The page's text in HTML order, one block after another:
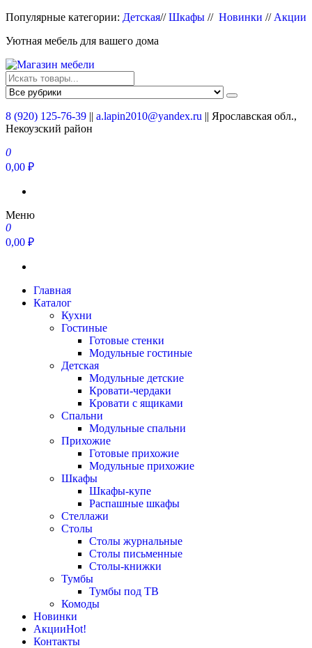
Перейти
содержимому
Популярные категории: Детская//Шкафы // Новинки // Акции
Уютная мебель для вашего дома
Магазин мебели
Мебель для вашего дома
8 (920) 125-76-39 || a.lapin2010@yandex.ru || Ярославская обл.,
Некоузский район
0
0,00 ₽
Меню
0
0,00 ₽
Главная
Каталог
Кухни
Гостиные
Готовые стенки
Модульные гостиные
Детская
Модульные детские
Кровати-чердаки
Кровати с ящиками
Спальни
Модульные спальни
Прихожие
Готовые прихожие
Модульные прихожие
Шкафы
Шкафы-купе
Распашные шкафы
Стеллажи
Столы
Столы журнальные
Столы письменные
Столы-книжки
Тумбы
Тумбы под ТВ
Комоды
Новинки
АкцииHot!
Контакты